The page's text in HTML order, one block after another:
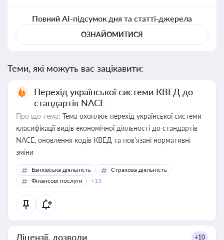
Повний AI-підсумок дня та статті-джерела
ОЗНАЙОМИТИСЯ
Теми, які можуть вас зацікавити:
Перехід української системи КВЕД до
стандартів NACE
Про що тема: Тема охоплює перехід української системи
класифікації видів економічної діяльності до стандартів
NACE, оновлення кодів КВЕД та пов'язані нормативні
зміни
Банківська діяльність
Страхова діяльність
Фінансові послуги
+13
Ліцензії, дозволи +10